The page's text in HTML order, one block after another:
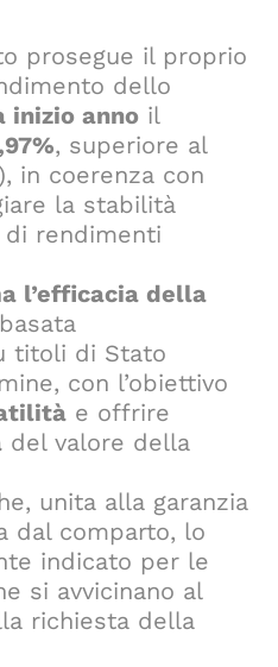
prosegue il proprio
dello
inizio anno il
, superiore al
in coerenza con
la stabilità
rendimenti
l’efficacia della
titoli di Stato
con l’obiettivo
e offrire
del valore della
unita alla garanzia
dal comparto, lo
indicato per le
si avvicinano al
richiesta della